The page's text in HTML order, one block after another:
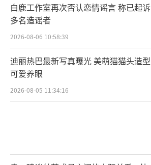
白鹿工作室再次否认恋情谣言 称已起诉
多名造谣者
2026-08-06 10:58:39
迪丽热巴最新写真曝光 美萌猫猫头造型
可爱养眼
2026-08-05 11:34:16